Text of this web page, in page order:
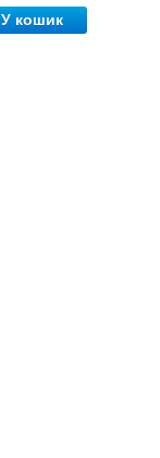
У кошик